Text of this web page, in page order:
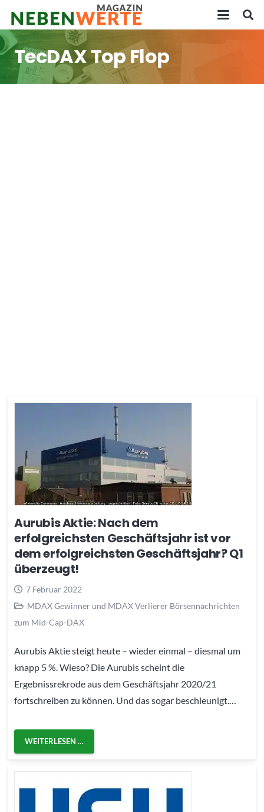
TecDAX Top Flop
Aurubis Aktie: Nach dem
erfolgreichsten Geschäftsjahr ist vor
dem erfolgreichsten Geschäftsjahr? Q1
überzeugt!
7 Februar 2022
MDAX Gewinner und MDAX Verlierer Börsennachrichten
zum Mid-Cap-DAX
Aurubis Aktie steigt heute – wieder einmal – diesmal um
knapp 5 %. Wieso? Die Aurubis scheint die
Ergebnissrekrode aus dem Geschäftsjahr 2020/21
fortschreiben zu können. Und das sogar beschleunigt.…
WEITERLESEN …